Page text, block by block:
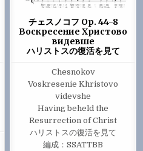
チェスノコフ Op. 44-8
Воскресение Христово
видевше
ハリストスの復活を見て
Chesnokov
Voskresenie Khristovo
videvshe
Having beheld the
Resurrection of Christ
ハリストスの復活を見て
編成：SSATTBB